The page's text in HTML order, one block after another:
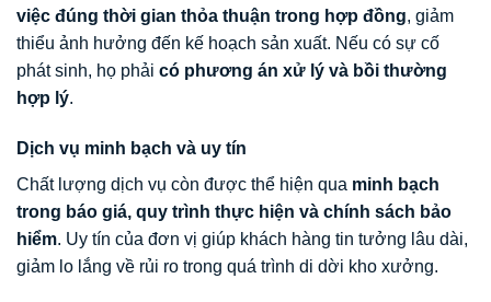
việc đúng thời gian thỏa thuận trong hợp đồng, giảm
thiểu ảnh hưởng đến kế hoạch sản xuất. Nếu có sự cố
phát sinh, họ phải có phương án xử lý và bồi thường
hợp lý.
Dịch vụ minh bạch và uy tín
Chất lượng dịch vụ còn được thể hiện qua minh bạch
trong báo giá, quy trình thực hiện và chính sách bảo
hiểm. Uy tín của đơn vị giúp khách hàng tin tưởng lâu dài,
giảm lo lắng về rủi ro trong quá trình di dời kho xưởng.